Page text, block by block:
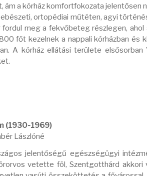
ám a kórház komfortfokozata jelentősen
ortopédiai műtéten, agyi
meg a fekvőbeteg részlegen,
főt kezelnek a nappali kórházban és
A kórház ellátási területe
(1930-1969)
Lászlóné
jelentőségű egészségügyi
vetette föl, Szentgotthárd